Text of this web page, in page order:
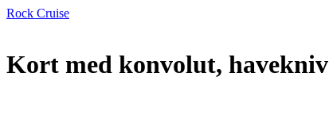
Rock Cruise
Kort med konvolut, havekniv